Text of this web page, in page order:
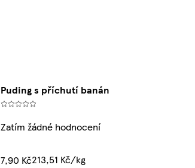
Puding s příchutí banán
Zatím žádné hodnocení
7,90 Kč213,51 Kč/kg